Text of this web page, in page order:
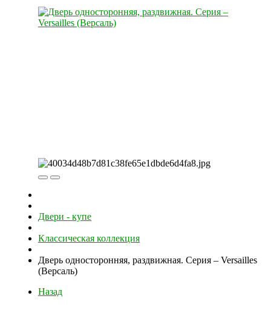
Двери - купе
Классическая коллекция
Дверь односторонняя, раздвижная. Серия – Versailles
(Версаль)
Назад